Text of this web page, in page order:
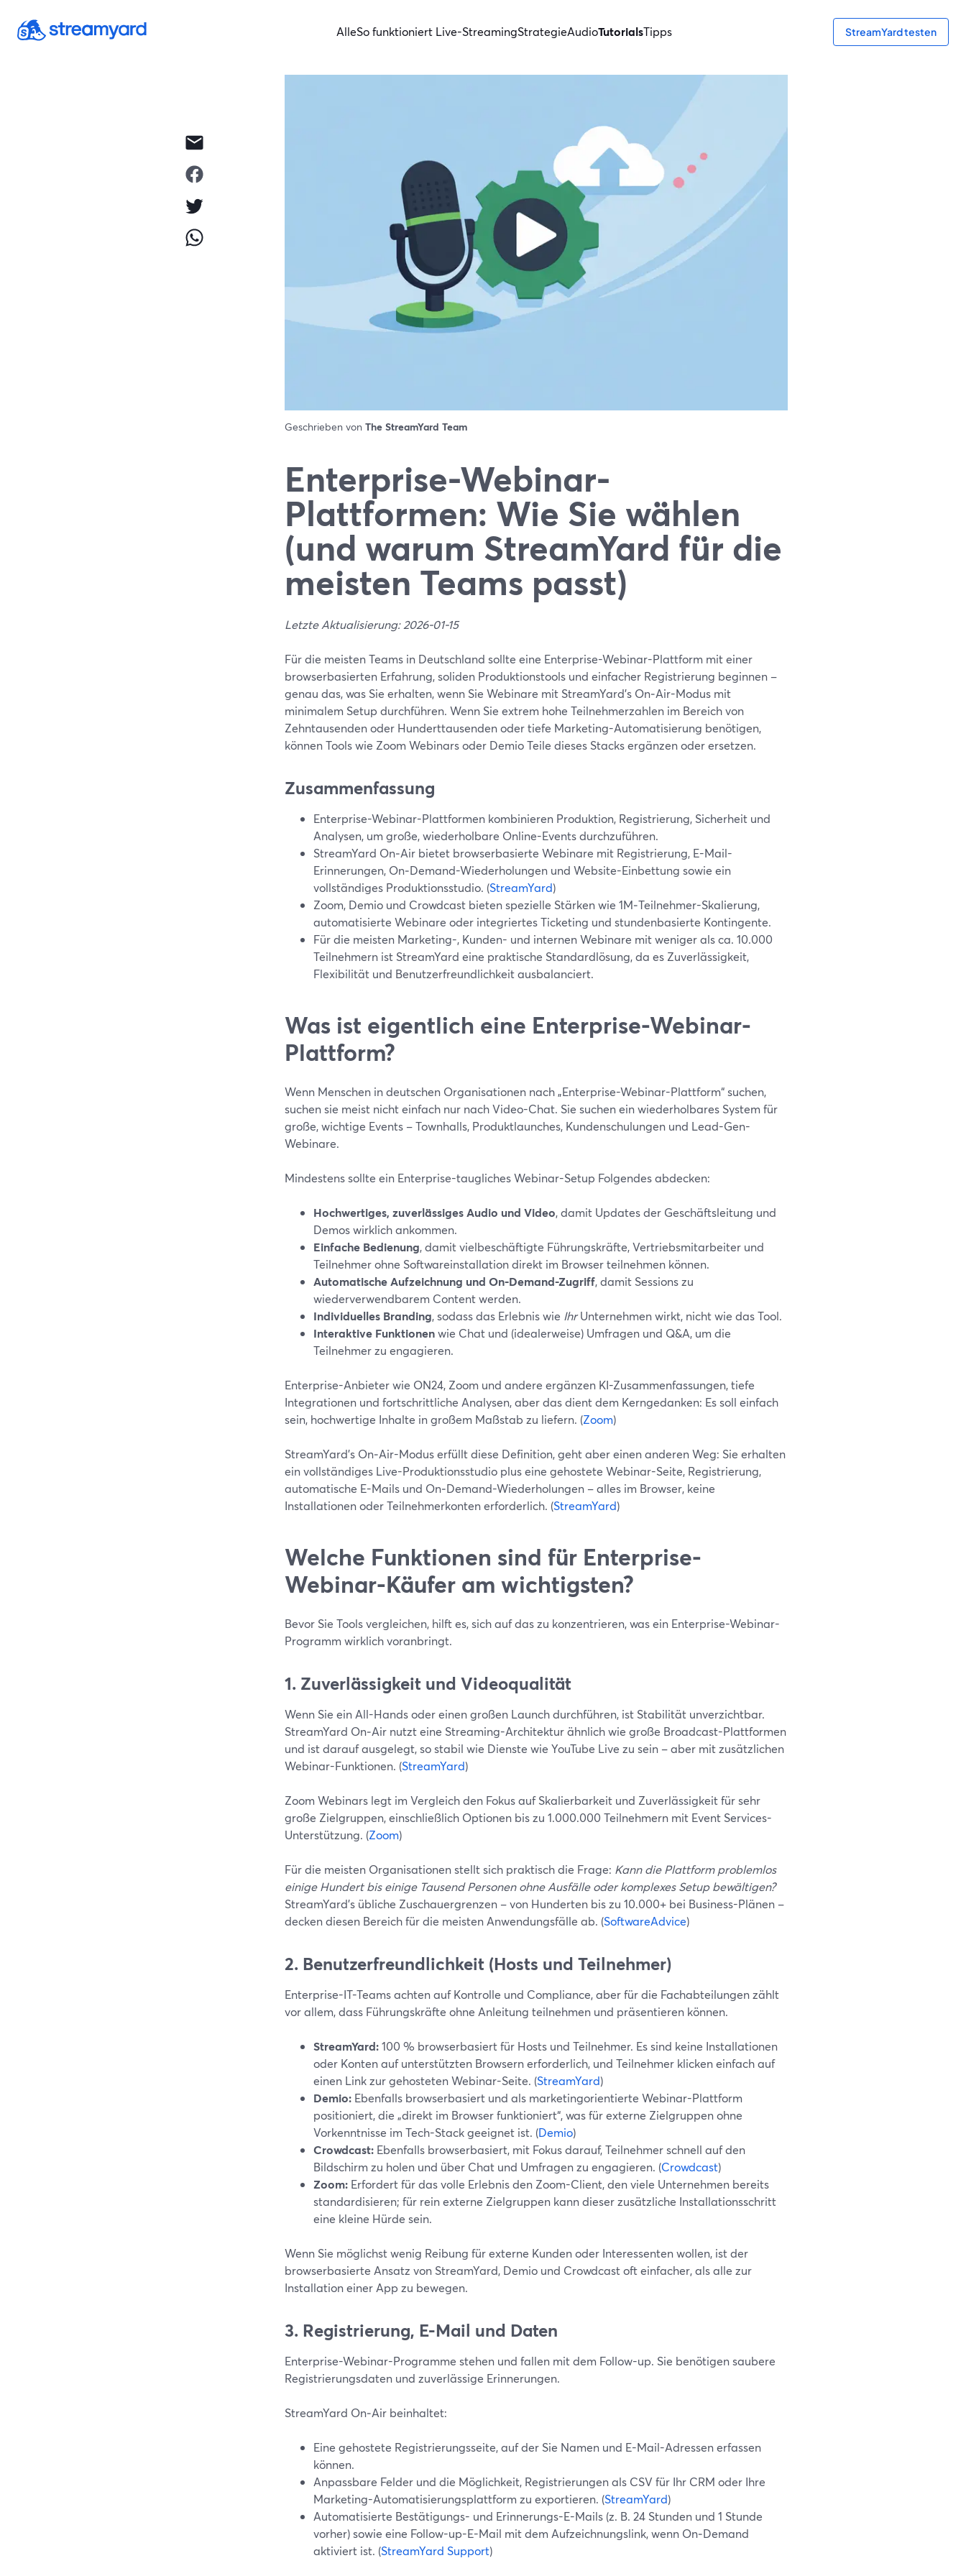
AlleSo funktioniert Live-StreamingStrategieAudioTutorialsTipps StreamYard testen
Geschrieben von The StreamYard Team
Enterprise-Webinar-
Plattformen: Wie Sie wählen
(und warum StreamYard für die
meisten Teams passt)
Letzte Aktualisierung: 2026-01-15
Für die meisten Teams in Deutschland sollte eine Enterprise-Webinar-Plattform mit einer
browserbasierten Erfahrung, soliden Produktionstools und einfacher Registrierung beginnen –
genau das, was Sie erhalten, wenn Sie Webinare mit StreamYard’s On‑Air-Modus mit
minimalem Setup durchführen. Wenn Sie extrem hohe Teilnehmerzahlen im Bereich von
Zehntausenden oder Hunderttausenden oder tiefe Marketing-Automatisierung benötigen,
können Tools wie Zoom Webinars oder Demio Teile dieses Stacks ergänzen oder ersetzen.
Zusammenfassung
Enterprise-Webinar-Plattformen kombinieren Produktion, Registrierung, Sicherheit und
Analysen, um große, wiederholbare Online-Events durchzuführen.
StreamYard On‑Air bietet browserbasierte Webinare mit Registrierung, E-Mail-
Erinnerungen, On‑Demand-Wiederholungen und Website-Einbettung sowie ein
vollständiges Produktionsstudio. (StreamYard)
Zoom, Demio und Crowdcast bieten spezielle Stärken wie 1M‑Teilnehmer-Skalierung,
automatisierte Webinare oder integriertes Ticketing und stundenbasierte Kontingente.
Für die meisten Marketing-, Kunden- und internen Webinare mit weniger als ca. 10.000
Teilnehmern ist StreamYard eine praktische Standardlösung, da es Zuverlässigkeit,
Flexibilität und Benutzerfreundlichkeit ausbalanciert.
Was ist eigentlich eine Enterprise-Webinar-
Plattform?
Wenn Menschen in deutschen Organisationen nach „Enterprise-Webinar-Plattform“ suchen,
suchen sie meist nicht einfach nur nach Video-Chat. Sie suchen ein wiederholbares System für
große, wichtige Events – Townhalls, Produktlaunches, Kundenschulungen und Lead-Gen-
Webinare.
Mindestens sollte ein Enterprise-taugliches Webinar-Setup Folgendes abdecken:
Hochwertiges, zuverlässiges Audio und Video, damit Updates der Geschäftsleitung und
Demos wirklich ankommen.
Einfache Bedienung, damit vielbeschäftigte Führungskräfte, Vertriebsmitarbeiter und
Teilnehmer ohne Softwareinstallation direkt im Browser teilnehmen können.
Automatische Aufzeichnung und On‑Demand-Zugriff, damit Sessions zu
wiederverwendbarem Content werden.
Individuelles Branding, sodass das Erlebnis wie IhrUnternehmen wirkt, nicht wie das Tool.
Interaktive Funktionenwie Chat und (idealerweise) Umfragen und Q&A, um die
Teilnehmer zu engagieren.
Enterprise-Anbieter wie ON24, Zoom und andere ergänzen KI-Zusammenfassungen, tiefe
Integrationen und fortschrittliche Analysen, aber das dient dem Kerngedanken: Es soll einfach
sein, hochwertige Inhalte in großem Maßstab zu liefern. (Zoom)
StreamYard’s On‑Air-Modus erfüllt diese Definition, geht aber einen anderen Weg: Sie erhalten
ein vollständiges Live-Produktionsstudio plus eine gehostete Webinar-Seite, Registrierung,
automatische E-Mails und On‑Demand-Wiederholungen – alles im Browser, keine
Installationen oder Teilnehmerkonten erforderlich. (StreamYard)
Welche Funktionen sind für Enterprise-
Webinar-Käufer am wichtigsten?
Bevor Sie Tools vergleichen, hilft es, sich auf das zu konzentrieren, was ein Enterprise-Webinar-
Programm wirklich voranbringt.
1. Zuverlässigkeit und Videoqualität
Wenn Sie ein All-Hands oder einen großen Launch durchführen, ist Stabilität unverzichtbar.
StreamYard On‑Air nutzt eine Streaming-Architektur ähnlich wie große Broadcast-Plattformen
und ist darauf ausgelegt, so stabil wie Dienste wie YouTube Live zu sein – aber mit zusätzlichen
Webinar-Funktionen. (StreamYard)
Zoom Webinars legt im Vergleich den Fokus auf Skalierbarkeit und Zuverlässigkeit für sehr
große Zielgruppen, einschließlich Optionen bis zu 1.000.000 Teilnehmern mit Event Services-
Unterstützung. (Zoom)
Für die meisten Organisationen stellt sich praktisch die Frage: Kann die Plattform problemlos
einige Hundert bis einige Tausend Personen ohne Ausfälle oder komplexes Setup bewältigen?
StreamYard’s übliche Zuschauergrenzen – von Hunderten bis zu 10.000+ bei Business-Plänen –
decken diesen Bereich für die meisten Anwendungsfälle ab. (SoftwareAdvice)
2. Benutzerfreundlichkeit (Hosts und Teilnehmer)
Enterprise-IT-Teams achten auf Kontrolle und Compliance, aber für die Fachabteilungen zählt
vor allem, dass Führungskräfte ohne Anleitung teilnehmen und präsentieren können.
StreamYard:100 % browserbasiert für Hosts und Teilnehmer. Es sind keine Installationen
oder Konten auf unterstützten Browsern erforderlich, und Teilnehmer klicken einfach auf
einen Link zur gehosteten Webinar-Seite. (StreamYard)
Demio: Ebenfalls browserbasiert und als marketingorientierte Webinar-Plattform
positioniert, die „direkt im Browser funktioniert“, was für externe Zielgruppen ohne
Vorkenntnisse im Tech-Stack geeignet ist. (Demio)
Crowdcast: Ebenfalls browserbasiert, mit Fokus darauf, Teilnehmer schnell auf den
Bildschirm zu holen und über Chat und Umfragen zu engagieren. (Crowdcast)
Zoom: Erfordert für das volle Erlebnis den Zoom-Client, den viele Unternehmen bereits
standardisieren; für rein externe Zielgruppen kann dieser zusätzliche Installationsschritt
eine kleine Hürde sein.
Wenn Sie möglichst wenig Reibung für externe Kunden oder Interessenten wollen, ist der
browserbasierte Ansatz von StreamYard, Demio und Crowdcast oft einfacher, als alle zur
Installation einer App zu bewegen.
3. Registrierung, E-Mail und Daten
Enterprise-Webinar-Programme stehen und fallen mit dem Follow-up. Sie benötigen saubere
Registrierungsdaten und zuverlässige Erinnerungen.
StreamYard On‑Air beinhaltet:
Eine gehostete Registrierungsseite, auf der Sie Namen und E-Mail-Adressen erfassen
können.
Anpassbare Felder und die Möglichkeit, Registrierungen als CSV für Ihr CRM oder Ihre
Marketing-Automatisierungsplattform zu exportieren. (StreamYard)
Automatisierte Bestätigungs- und Erinnerungs-E-Mails (z. B. 24 Stunden und 1 Stunde
vorher) sowie eine Follow-up-E-Mail mit dem Aufzeichnungslink, wenn On‑Demand
aktiviert ist. (StreamYard Support)